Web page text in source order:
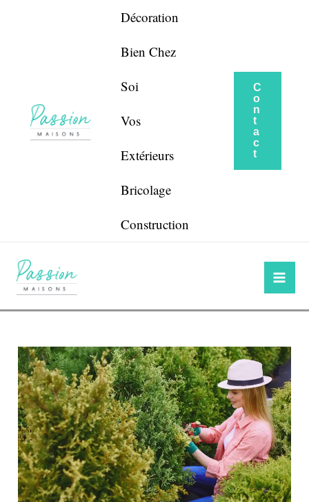
Décoration
Bien Chez
Soi
Vos
Extérieurs
Bricolage
Construction
C
o
n
t
a
c
t